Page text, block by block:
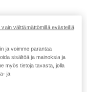
ja voimme parantaa
sisältöä ja mainoksia ja
myös tietoja tavasta, jolla
ja
vain välttämättömillä evästeillä